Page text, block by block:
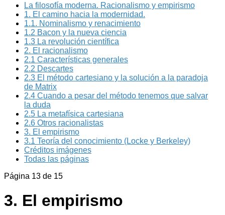
La filosofía moderna. Racionalismo y empirismo
1. El camino hacia la modernidad.
1.1. Nominalismo y renacimiento
1.2 Bacon y la nueva ciencia
1.3 La revolución científica
2. El racionalismo
2.1 Características generales
2.2 Descartes
2.3 El método cartesiano y la solución a la paradoja
de Matrix
2.4 Cuando a pesar del método tenemos que salvar
la duda
2.5 La metafísica cartesiana
2.6 Otros racionalistas
3. El empirismo
3.1 Teoría del conocimiento (Locke y Berkeley)
Créditos imágenes
Todas las páginas
Página 13 de 15
3. El empirismo